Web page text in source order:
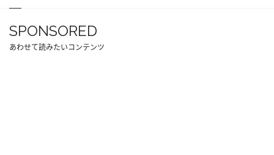
SPONSORED
あわせて読みたいコンテンツ